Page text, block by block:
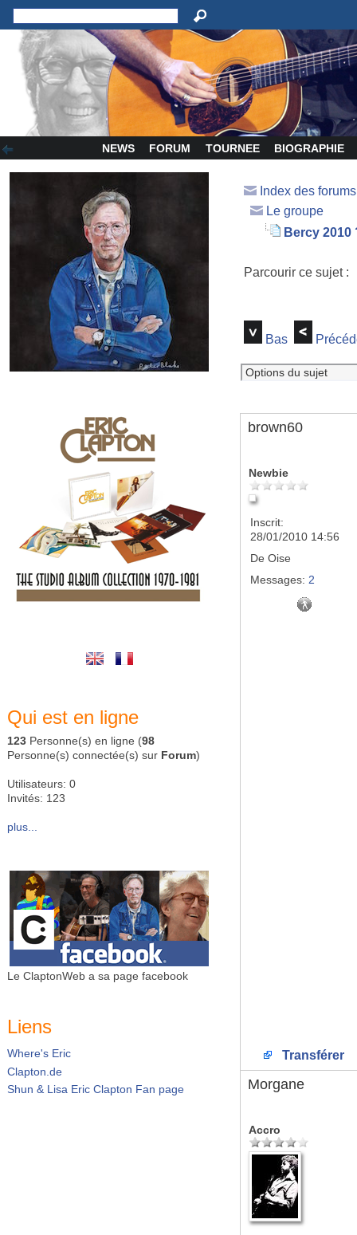
NEWS FORUM TOURNEE BIOGRAPHIE
Qui est en ligne
123 Personne(s) en ligne (98
Personne(s) connectée(s) sur Forum)
Utilisateurs: 0
Invités: 123
plus...
Le ClaptonWeb a sa page facebook
Liens
Where's Eric
Clapton.de
Shun & Lisa Eric Clapton Fan page
Index des
Le groupe
Bercy 2010
Parcourir ce sujet
Bas
brown60
Newbie
Inscrit:
28/01/2010 14:56
De Oise
Messages: 2
Transférer
Morgane
Accro